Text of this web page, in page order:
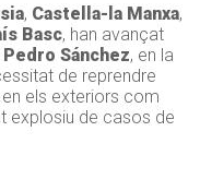
, Castella-la Manxa,
Basc, han avançat
Pedro Sánchez, en la
de reprendre
en els exteriors com
explosiu de casos de